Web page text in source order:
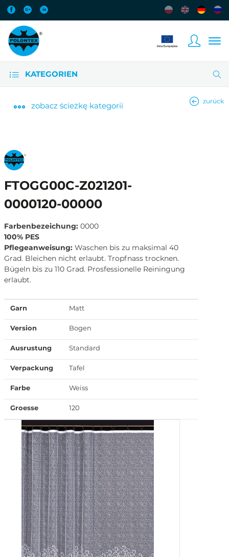
KATEGORIEN
zobacz ścieżkę kategorii zurück
FTOGG00C-Z021201-
0000120-00000
Farbenbezeichung: 0000
100% PES
Pflegeanweisung: Waschen bis zu maksimal 40
Grad. Bleichen nicht erlaubt. Tropfnass trocknen.
Bügeln bis zu 110 Grad. Prosfessionelle Reiningung
erlaubt.
Garn Matt
Version Bogen
Ausrustung Standard
Verpackung Tafel
Farbe Weiss
Groesse 120